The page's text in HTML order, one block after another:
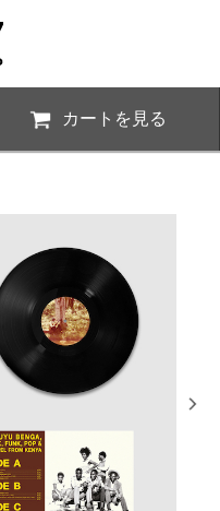
カートを見る